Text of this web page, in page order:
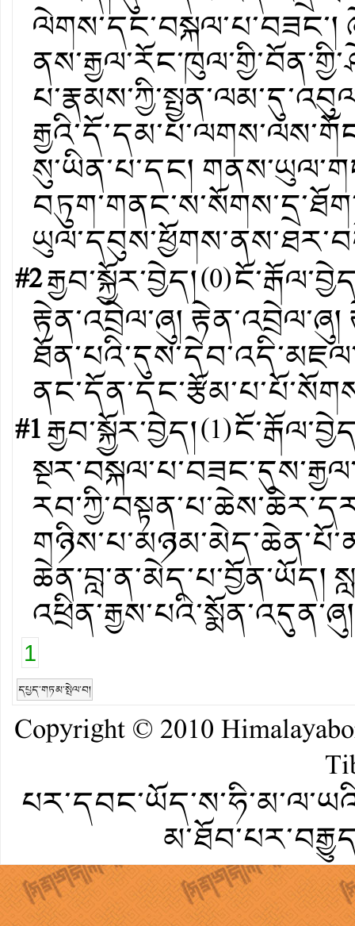
སུ་ཡིན་པ་དང།
#2རྒྱབ་སྐྱོར་བྱེད།(0)
རྟེན་འབྲེལ་ཞུ།
#1རྒྱབ་སྐྱོར་བྱེད།(1)
ཆེན་བླ་ན་མེད་པ་བྱོན་ཡོད།
འཕྲིན་རྒྱས་པའི་སྨོན་འདུན་ཞུ།
1
དཔྱད་གཏམ་སྤེལ་བ།
Copyright © 2010